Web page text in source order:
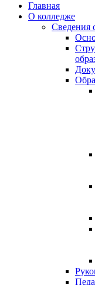
Главная
О колледже
Сведения